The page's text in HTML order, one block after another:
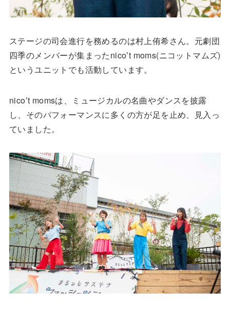
ステージの司会進行を務めるのは村上侑希さん。元劇団
四季のメンバーが集まったnicoʼt moms(ニコットマムズ)
というユニットでも活動しています。
nicoʼt momsは、ミュージカルの名曲やダンスを披露
し、そのパフォーマンスに多くの方が足を止め、見入っ
ていました。